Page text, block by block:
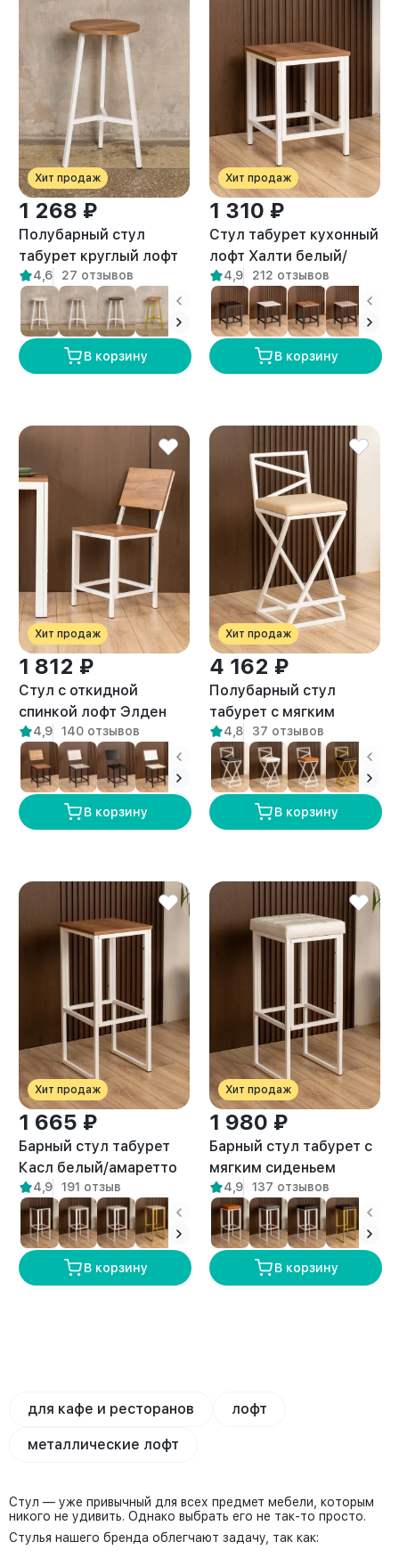
Хит продаж
1 268 ₽
Полубарный стул
табурет круглый лофт
Эна белый/амаретто
4,6 27 отзывов
В корзину
Хит продаж
1 310 ₽
Стул табурет кухонный
лофт Халти белый/
амаретто
4,9 212 отзывов
В корзину
Хит продаж
1 812 ₽
Стул с откидной
спинкой лофт Элден
белый/амаретто
4,9 140 отзывов
В корзину
Хит продаж
4 162 ₽
Полубарный стул
табурет с мягким
сиденьем Тахо белый/
бежевый
4,8 37 отзывов
В корзину
Хит продаж
1 665 ₽
Барный стул табурет
Касл белый/амаретто
4,9 191 отзыв
В корзину
Хит продаж
1 980 ₽
Барный стул табурет с
мягким сиденьем
Гарда белый/белый
4,9 137 отзывов
В корзину
для кафе и ресторанов лофт
металлические лофт
Стул — уже привычный для всех предмет мебели, которым
никого не удивить. Однако выбрать его не так-то просто.
Стулья нашего бренда облегчают задачу, так как: